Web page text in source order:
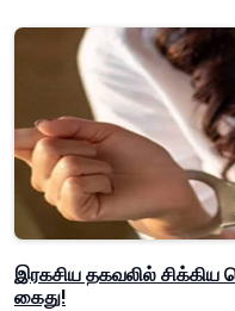
இரகசிய தகவலில்
கைது!